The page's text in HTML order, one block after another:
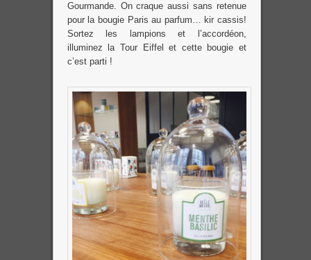
Gourmande. On craque aussi sans retenue
pour la bougie Paris au parfum… kir cassis!
Sortez les lampions et l’accordéon,
illuminez la Tour Eiffel et cette bougie et
c’est parti !